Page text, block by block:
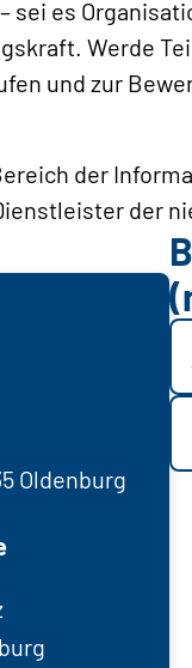
sei es
Werde
und zur
der
der
Oldenburg